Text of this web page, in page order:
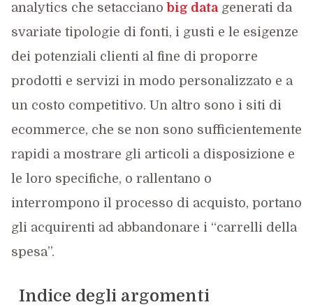
analytics che setacciano big datagenerati da
svariate tipologie di fonti, i gusti e le esigenze
dei potenziali clienti al fine di proporre
prodotti e servizi in modo personalizzato e a
un costo competitivo. Un altro sono i siti di
ecommerce, che se non sono sufficientemente
rapidi a mostrare gli articoli a disposizione e
le loro specifiche, o rallentano o
interrompono il processo di acquisto, portano
gli acquirenti ad abbandonare i “carrelli della
spesa”.
Indice degli argomenti